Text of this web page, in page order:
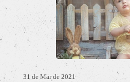
31 de Mar de 2021